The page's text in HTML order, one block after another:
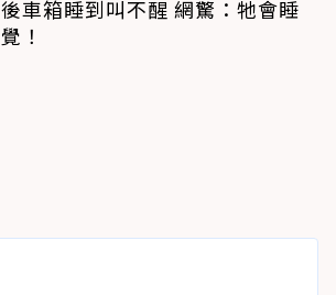
後車箱睡到叫不醒 網驚：牠會睡
覺！